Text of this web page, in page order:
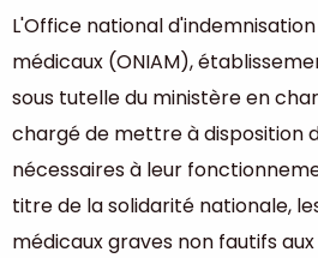
L'Office national
médicaux (ONIAM),
sous tutelle du ministère en
chargé de mettre à disposition
nécessaires à leur
titre de la solidarité nationale,
médicaux graves non fautifs